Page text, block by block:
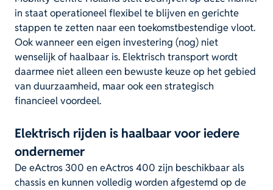
in staat operationeel flexibel te blijven en gerichte
stappen te zetten naar een toekomstbestendige vloot.
Ook wanneer een eigen investering (nog) niet
wenselijk of haalbaar is. Elektrisch transport wordt
daarmee niet alleen een bewuste keuze op het gebied
van duurzaamheid, maar ook een strategisch
financieel voordeel.
Elektrisch rijden is haalbaar voor iedere
ondernemer
De eActros 300 en eActros 400 zijn beschikbaar als
chassis en kunnen volledig worden afgestemd op de